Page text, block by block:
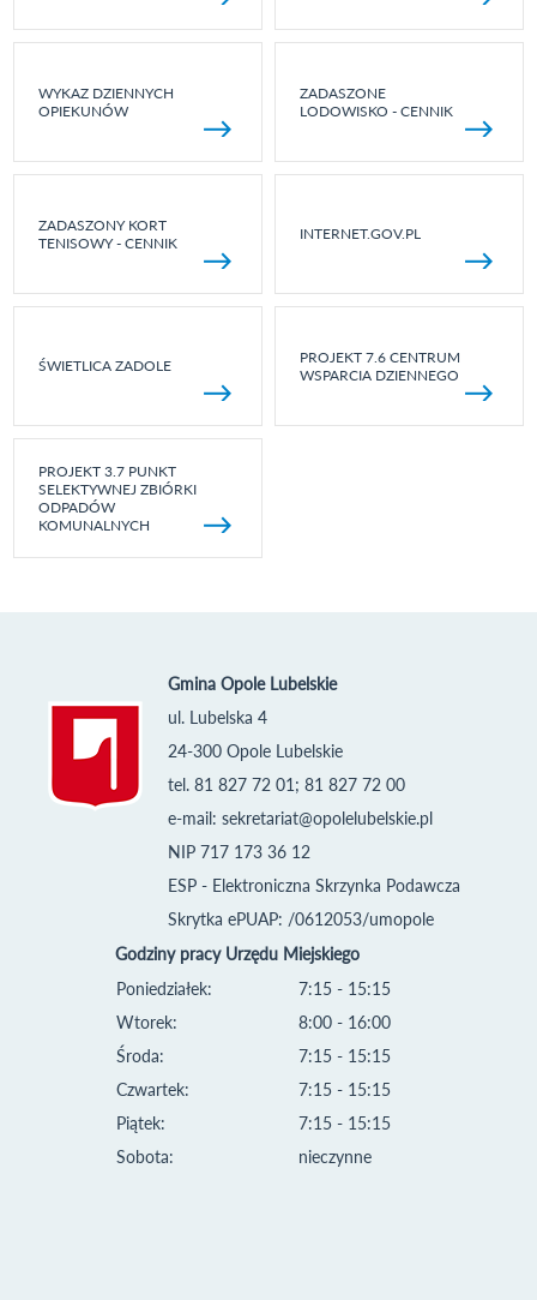
WYKAZ DZIENNYCH
OPIEKUNÓW
ZADASZONE
LODOWISKO - CENNIK
ZADASZONY KORT
TENISOWY - CENNIK
INTERNET.GOV.PL
ŚWIETLICA ZADOLE
PROJEKT 7.6 CENTRUM
WSPARCIA DZIENNEGO
PROJEKT 3.7 PUNKT
SELEKTYWNEJ ZBIÓRKI
ODPADÓW
KOMUNALNYCH
Gmina Opole Lubelskie
ul. Lubelska 4
24-300 Opole Lubelskie
tel. 81 827 72 01; 81 827 72 00
e-mail: sekretariat@opolelubelskie.pl
NIP 717 173 36 12
ESP - Elektroniczna Skrzynka Podawcza
Skrytka ePUAP: /0612053/umopole
Godziny pracy Urzędu Miejskiego
Poniedziałek:
Wtorek:
Środa:
Czwartek:
Piątek:
Sobota:
7:15 - 15:15
8:00 - 16:00
7:15 - 15:15
7:15 - 15:15
7:15 - 15:15
nieczynne